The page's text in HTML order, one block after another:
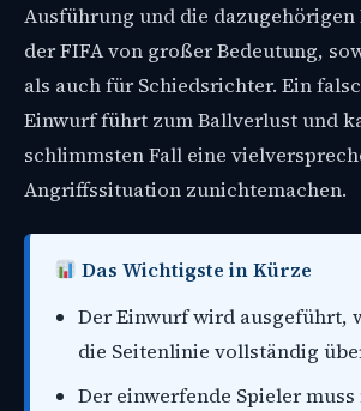
Ausführung und die
der FIFA von großer Bedeutung,
als auch für Schiedsrichter. Ein
Einwurf führt zum Ballverlust und
schlimmsten Fall eine
Angriffssituation zunichtemachen.
Das Wichtigste in Kürze
Der Einwurf wird ausgeführt,
die Seitenlinie vollständig
Der einwerfende Spieler